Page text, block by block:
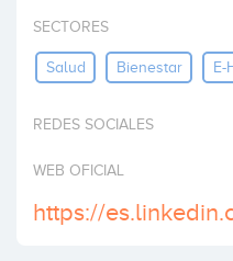
Invertir
SECTORES
Salud Bienestar E-
REDES SOCIALES
WEB OFICIAL